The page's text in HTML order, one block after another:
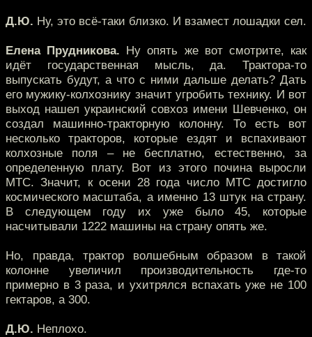
Д.Ю. Ну, это всё-таки близко. И взамест лошадки сел.
Елена Прудникова. Ну опять же вот смотрите, как
идёт государственная мысль, да. Трактора-то
выпускать будут, а что с ними дальше делать? Дать
его мужику-колхознику значит угробить технику. И вот
выход нашел украинский совхоз имени Шевченко, он
создал машинно-тракторную колонну. То есть вот
несколько тракторов, которые ездят и вспахивают
колхозные поля – не бесплатно, естественно, за
определенную плату. Вот из этого почина выросли
МТС. Значит, к осени 28 года число МТС достигло
космического масштаба, а именно 13 штук на страну.
В следующем году их уже было 45, которые
насчитывали 1222 машины на страну опять же.
Но, правда, трактор волшебным образом в такой
колонне увеличил производительность где-то
примерно в 3 раза, и ухитрялся вспахать уже не 100
гектаров, а 300.
Д.Ю. Неплохо.